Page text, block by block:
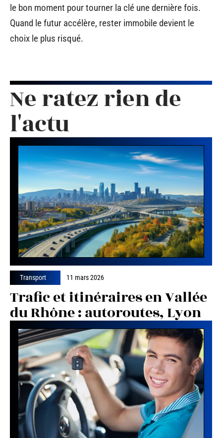
le bon moment pour tourner la clé une dernière fois.
Quand le futur accélère, rester immobile devient le
choix le plus risqué.
Ne ratez rien de
l'actu
Transport 11 mars 2026
Trafic et itinéraires en Vallée
du Rhône : autoroutes, Lyon